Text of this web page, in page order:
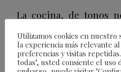
La cocina, de tonos
con una terraza
la principal destaca
relajación al aire
Utilizamos cookies en nuestro
la experiencia más relevante
preferencias y visitas
todas", usted consiente el uso